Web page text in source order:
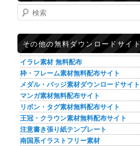
検索
その他の無料ダウンロードサイト
イラレ素材 無料配布
枠・フレーム素材無料配布サイト
メダル・バッジ素材ダウンロードサイト
マンガ素材無料配布サイト
リボン・タグ素材無料配布サイト
王冠・クラウン素材無料配布サイト
注意書き張り紙テンプレート
南国系イラストフリー素材